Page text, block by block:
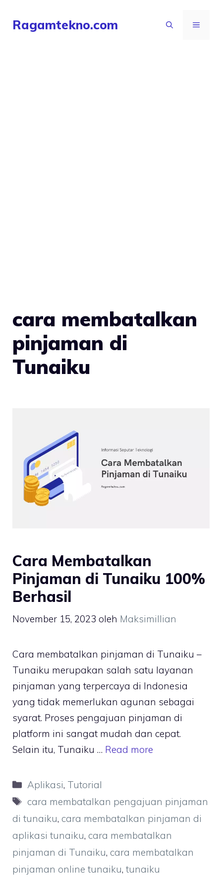
Ragamtekno.com MENU
cara membatalkan
pinjaman di
Tunaiku
Cara Membatalkan
Pinjaman di Tunaiku 100%
Berhasil
November 15, 2023 oleh Maksimillian
Cara membatalkan pinjaman di Tunaiku –
Tunaiku merupakan salah satu layanan
pinjaman yang terpercaya di Indonesia
yang tidak memerlukan agunan sebagai
syarat. Proses pengajuan pinjaman di
platform ini sangat mudah dan cepat.
Selain itu, Tunaiku … Read more
Kategori
Aplikasi, Tutorial
Tag
cara membatalkan pengajuan pinjaman
di tunaiku, cara membatalkan pinjaman di
aplikasi tunaiku, cara membatalkan
pinjaman di Tunaiku, cara membatalkan
pinjaman online tunaiku, tunaiku